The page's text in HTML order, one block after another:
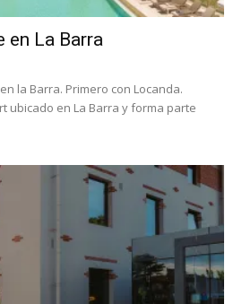
en La Barra
la Barra. Primero con Locanda.
ubicado en La Barra y forma parte